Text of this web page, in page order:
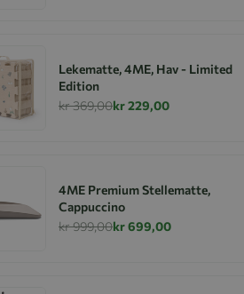
Lekematte, 4ME, Hav - Limited
Edition
kr 369,00kr 229,00
4ME Premium Stellematte,
Cappuccino
kr 999,00kr 699,00